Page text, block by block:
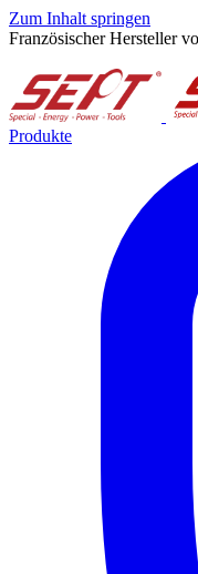
Zum Inhalt springen
Französischer Hersteller
Produkte